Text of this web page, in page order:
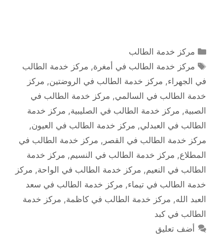
التصنيفات
مركز خدمة الطالب
الوسوم
مركز خدمة الطالب في أمغرة, مركز خدمة الطالب
في الجهراء, مركز خدمة الطالب في الروضتين, مركز
خدمة الطالب في السالمي, مركز خدمة الطالب في
الصبية, مركز خدمة الطالب في الصليبية, مركز خدمة
الطالب في العبدلي, مركز خدمة الطالب في العيون,
مركز خدمة الطالب في القصر , مركز خدمة الطالب في
المطلاع, مركز خدمة الطالب في النسيم, مركز خدمة
الطالب في النعيم, مركز خدمة الطالب في الواحة, مركز
خدمة الطالب في تيماء, مركز خدمة الطالب في سعد
العبد الله, مركز خدمة الطالب في كاظمة, مركز خدمة
الطالب في كبد
أضف تعليق